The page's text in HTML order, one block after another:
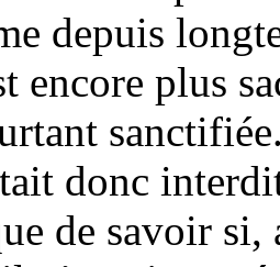
depuis
encore plus
donc
de savoir